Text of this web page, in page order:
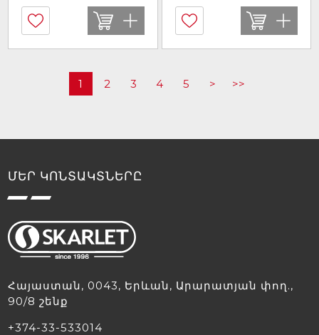
1 2 3 4 5 > >>
ՄԵՐ ԿՈՆՏԱԿՏՆԵՐԸ
Հայաստան, 0043, Երևան, Արարատյան փող.,
90/8 շենք
+374-33-533014